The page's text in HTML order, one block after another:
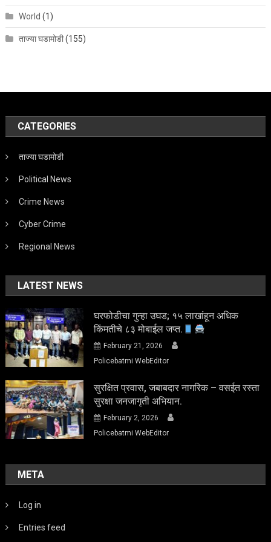
World (1)
ताज्या घडामोडी(155)
CATEGORIES
ताज्या घडामोडी
Political News
Crime News
Cyber Crime
Regional News
LATEST NEWS
घरफोडीचा गुन्हा उघड; १५ लाखांहून अधिक
किंमतीचे ८३ मोबाईल जप्त.
February 21, 2026
Policebatmi WebEditor
सुरक्षित प्रवास, जबाबदार नागरिक – वसईत रस्ता
सुरक्षा जनजागृती अभियान.
February 2, 2026
Policebatmi WebEditor
META
Log in
Entries feed